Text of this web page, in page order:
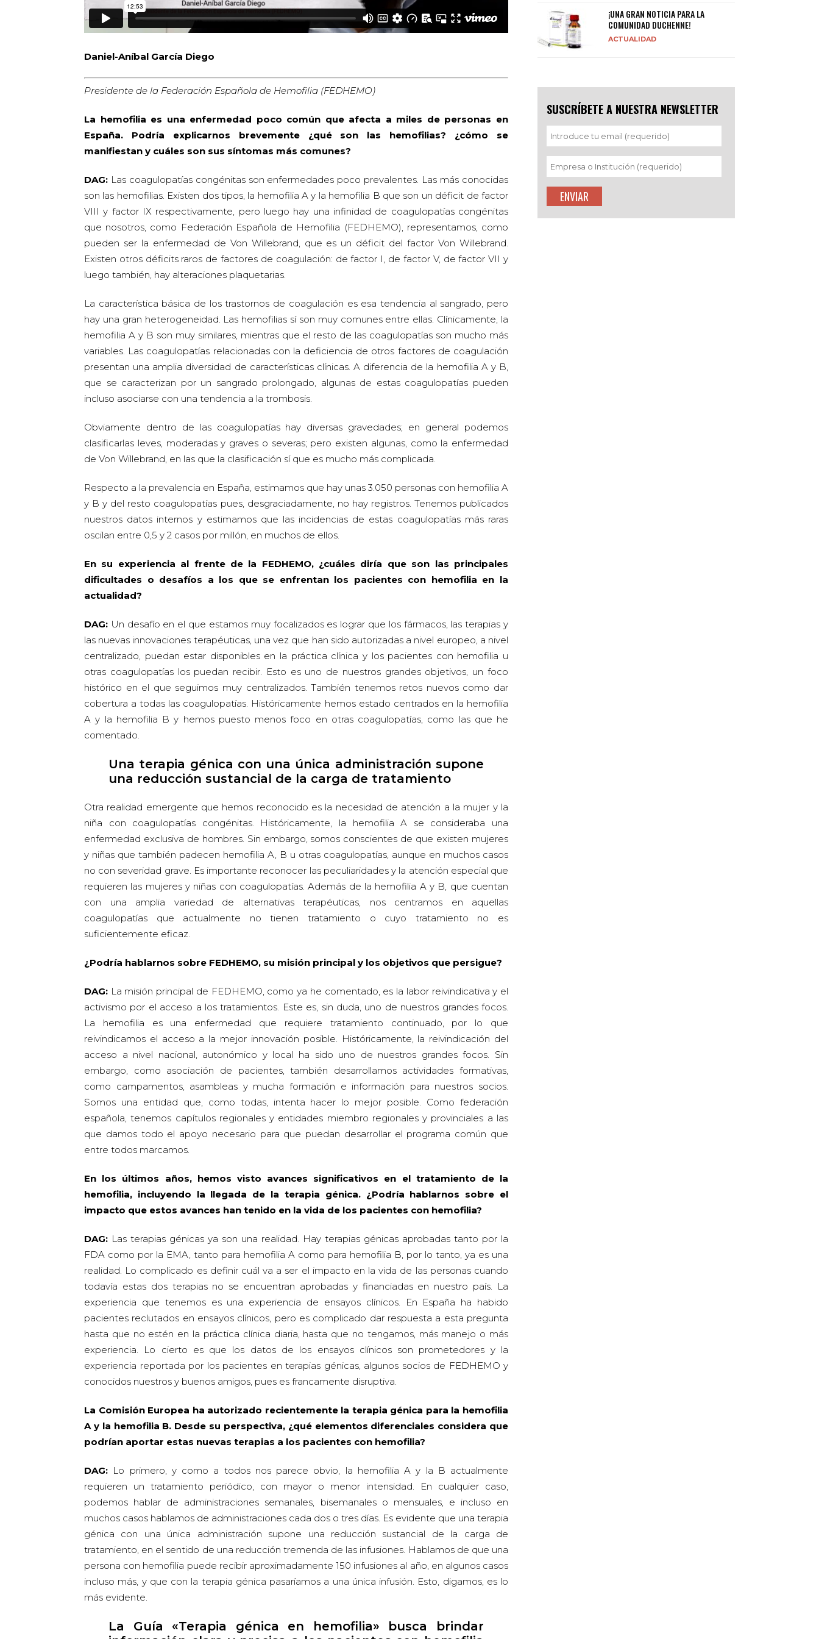
Daniel-Aníbal García Diego
Presidente de la Federación Española de Hemofilia (FEDHEMO)
La hemofilia es una enfermedad poco común que afecta a miles de personas en
España. Podría explicarnos brevemente ¿qué son las hemofilias? ¿cómo se
manifiestan y cuáles son sus síntomas más comunes?
DAG: Las coagulopatías congénitas son enfermedades poco prevalentes. Las más conocidas
son las hemofilias. Existen dos tipos, la hemofilia A y la hemofilia B que son un déficit de factor
VIII y factor IX respectivamente, pero luego hay una infinidad de coagulopatías congénitas
que nosotros, como Federación Española de Hemofilia (FEDHEMO), representamos, como
pueden ser la enfermedad de Von Willebrand, que es un déficit del factor Von Willebrand.
Existen otros déficits raros de factores de coagulación: de factor I, de factor V, de factor VII y
luego también, hay alteraciones plaquetarias.
La característica básica de los trastornos de coagulación es esa tendencia al sangrado, pero
hay una gran heterogeneidad. Las hemofilias sí son muy comunes entre ellas. Clínicamente, la
hemofilia A y B son muy similares, mientras que el resto de las coagulopatías son mucho más
variables. Las coagulopatías relacionadas con la deficiencia de otros factores de coagulación
presentan una amplia diversidad de características clínicas. A diferencia de la hemofilia A y B,
que se caracterizan por un sangrado prolongado, algunas de estas coagulopatías pueden
incluso asociarse con una tendencia a la trombosis.
Obviamente dentro de las coagulopatías hay diversas gravedades; en general podemos
clasificarlas leves, moderadas y graves o severas; pero existen algunas, como la enfermedad
de Von Willebrand, en las que la clasificación sí que es mucho más complicada.
Respecto a la prevalencia en España, estimamos que hay unas 3.050 personas con hemofilia A
y B y del resto coagulopatías pues, desgraciadamente, no hay registros. Tenemos publicados
nuestros datos internos y estimamos que las incidencias de estas coagulopatías más raras
oscilan entre 0,5 y 2 casos por millón, en muchos de ellos.
En su experiencia al frente de la FEDHEMO, ¿cuáles diría que son las principales
dificultades o desafíos a los que se enfrentan los pacientes con hemofilia en la
actualidad?
DAG: Un desafío en el que estamos muy focalizados es lograr que los fármacos, las terapias y
las nuevas innovaciones terapéuticas, una vez que han sido autorizadas a nivel europeo, a nivel
centralizado, puedan estar disponibles en la práctica clínica y los pacientes con hemofilia u
otras coagulopatías los puedan recibir. Esto es uno de nuestros grandes objetivos, un foco
histórico en el que seguimos muy centralizados. También tenemos retos nuevos como dar
cobertura a todas las coagulopatías. Históricamente hemos estado centrados en la hemofilia
A y la hemofilia B y hemos puesto menos foco en otras coagulopatías, como las que he
comentado.
Una terapia génica con una única administración supone
una reducción sustancial de la carga de tratamiento
Otra realidad emergente que hemos reconocido es la necesidad de atención a la mujer y la
niña con coagulopatías congénitas. Históricamente, la hemofilia A se consideraba una
enfermedad exclusiva de hombres. Sin embargo, somos conscientes de que existen mujeres
y niñas que también padecen hemofilia A, B u otras coagulopatías, aunque en muchos casos
no con severidad grave. Es importante reconocer las peculiaridades y la atención especial que
requieren las mujeres y niñas con coagulopatías. Además de la hemofilia A y B, que cuentan
con una amplia variedad de alternativas terapéuticas, nos centramos en aquellas
coagulopatías que actualmente no tienen tratamiento o cuyo tratamiento no es
suficientemente eficaz.
¿Podría hablarnos sobre FEDHEMO, su misión principal y los objetivos que persigue?
DAG: La misión principal de FEDHEMO, como ya he comentado, es la labor reivindicativa y el
activismo por el acceso a los tratamientos. Este es, sin duda, uno de nuestros grandes focos.
La hemofilia es una enfermedad que requiere tratamiento continuado, por lo que
reivindicamos el acceso a la mejor innovación posible. Históricamente, la reivindicación del
acceso a nivel nacional, autonómico y local ha sido uno de nuestros grandes focos. Sin
embargo, como asociación de pacientes, también desarrollamos actividades formativas,
como campamentos, asambleas y mucha formación e información para nuestros socios.
Somos una entidad que, como todas, intenta hacer lo mejor posible. Como federación
española, tenemos capítulos regionales y entidades miembro regionales y provinciales a las
que damos todo el apoyo necesario para que puedan desarrollar el programa común que
entre todos marcamos.
En los últimos años, hemos visto avances significativos en el tratamiento de la
hemofilia, incluyendo la llegada de la terapia génica. ¿Podría hablarnos sobre el
impacto que estos avances han tenido en la vida de los pacientes con hemofilia?
DAG: Las terapias génicas ya son una realidad. Hay terapias génicas aprobadas tanto por la
FDA como por la EMA, tanto para hemofilia A como para hemofilia B, por lo tanto, ya es una
realidad. Lo complicado es definir cuál va a ser el impacto en la vida de las personas cuando
todavía estas dos terapias no se encuentran aprobadas y financiadas en nuestro país. La
experiencia que tenemos es una experiencia de ensayos clínicos. En España ha habido
pacientes reclutados en ensayos clínicos, pero es complicado dar respuesta a esta pregunta
hasta que no estén en la práctica clínica diaria, hasta que no tengamos, más manejo o más
experiencia. Lo cierto es que los datos de los ensayos clínicos son prometedores y la
experiencia reportada por los pacientes en terapias génicas, algunos socios de FEDHEMO y
conocidos nuestros y buenos amigos, pues es francamente disruptiva.
La Comisión Europea ha autorizado recientemente la terapia génica para la hemofilia
A y la hemofilia B. Desde su perspectiva, ¿qué elementos diferenciales considera que
podrían aportar estas nuevas terapias a los pacientes con hemofilia?
DAG: Lo primero, y como a todos nos parece obvio, la hemofilia A y la B actualmente
requieren un tratamiento periódico, con mayor o menor intensidad. En cualquier caso,
podemos hablar de administraciones semanales, bisemanales o mensuales, e incluso en
muchos casos hablamos de administraciones cada dos o tres días. Es evidente que una terapia
génica con una única administración supone una reducción sustancial de la carga de
tratamiento, en el sentido de una reducción tremenda de las infusiones. Hablamos de que una
persona con hemofilia puede recibir aproximadamente 150 infusiones al año, en algunos casos
incluso más, y que con la terapia génica pasaríamos a una única infusión. Esto, digamos, es lo
más evidente.
La Guía «Terapia génica en hemofilia» busca brindar
¡UNA GRAN NOTICIA PARA LA
COMUNIDAD DUCHENNE!
ACTUALIDAD
SUSCRÍBETE A NUESTRA NEWSLETTER